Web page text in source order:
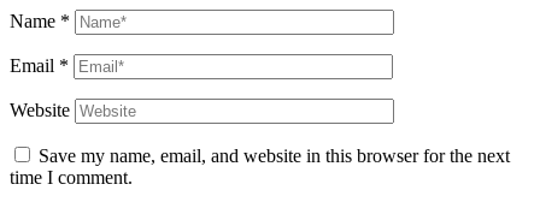
Name *
Email *
Website
Save my name, email, and website in this browser for the next
time I comment.